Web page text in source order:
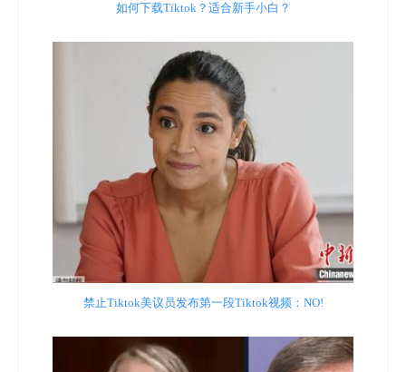
如何下载Tiktok？适合新手小白？
禁止Tiktok美议员发布第一段Tiktok视频：NO!